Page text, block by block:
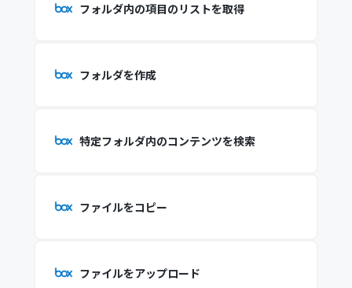
フォルダ内の項目のリストを取得
フォルダを作成
特定フォルダ内のコンテンツを検索
ファイルをコピー
ファイルをアップロード